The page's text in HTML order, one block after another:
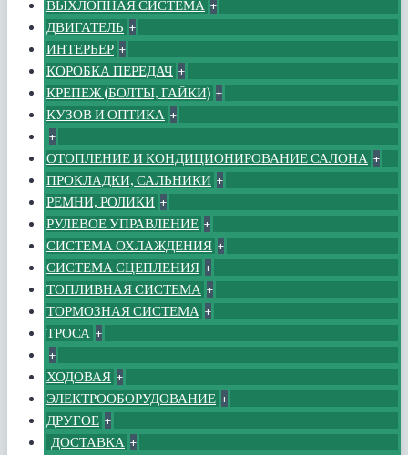
ВЫХЛОПНАЯ СИСТЕМА +
ДВИГАТЕЛЬ +
ИНТЕРЬЕР +
КОРОБКА ПЕРЕДАЧ +
КРЕПЕЖ (БОЛТЫ, ГАЙКИ) +
КУЗОВ И ОПТИКА +
+
ОТОПЛЕНИЕ И КОНДИЦИОНИРОВАНИЕ САЛОНА +
ПРОКЛАДКИ, САЛЬНИКИ +
РЕМНИ, РОЛИКИ +
РУЛЕВОЕ УПРАВЛЕНИЕ +
СИСТЕМА ОХЛАЖДЕНИЯ +
СИСТЕМА СЦЕПЛЕНИЯ +
ТОПЛИВНАЯ СИСТЕМА +
ТОРМОЗНАЯ СИСТЕМА +
ТРОСА +
+
ХОДОВАЯ +
ЭЛЕКТРООБОРУДОВАНИЕ +
ДРУГОЕ +
ДОСТАВКА +